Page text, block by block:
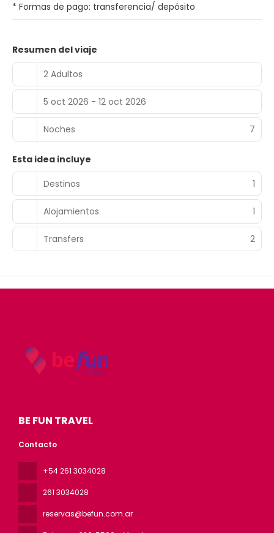
* Formas de pago: transferencia/ depósito
Resumen del viaje
2 Adultos
5 oct 2026 - 12 oct 2026
Noches 7
Esta idea incluye
Destinos
1
Alojamientos 1
Transfers 2
BE FUN TRAVEL
Contacto
+54 261 3034028
261 3034028
reservas@befun.com.ar